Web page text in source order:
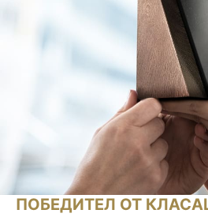
ПОБЕДИТЕЛ ОТ